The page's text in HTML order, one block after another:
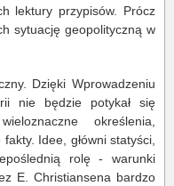
lektury przypisów. Prócz
sytuację geopolityczną w
Dzięki Wprowadzeniu
nie będzie potykał się
określenia,
Idee, główni statyści,
rolę - warunki
E. Christiansena bardzo